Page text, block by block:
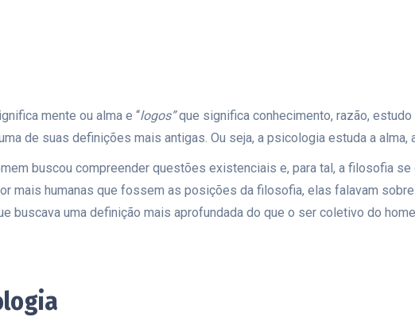
mente ou alma e “logos”que significa conhecimento, razão,
de suas definições mais antigas. Ou seja, a psicologia estuda a alma,
buscou compreender questões existenciais e, para tal, a filosofia
mais humanas que fossem as posições da filosofia, elas falavam
buscava uma definição mais aprofundada do que o ser coletivo do